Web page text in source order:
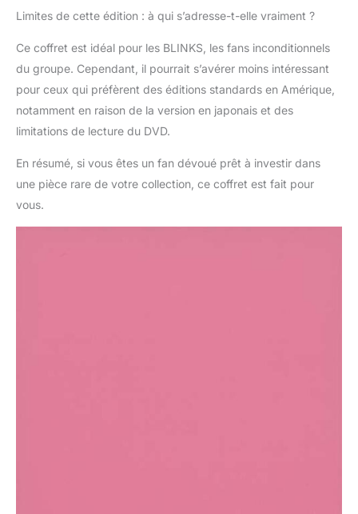
Limites de cette édition : à qui s’adresse-t-elle vraiment ?
Ce coffret est idéal pour les BLINKS, les fans inconditionnels
du groupe. Cependant, il pourrait s’avérer moins intéressant
pour ceux qui préfèrent des éditions standards en Amérique,
notamment en raison de la version en japonais et des
limitations de lecture du DVD.
En résumé, si vous êtes un fan dévoué prêt à investir dans
une pièce rare de votre collection, ce coffret est fait pour
vous.